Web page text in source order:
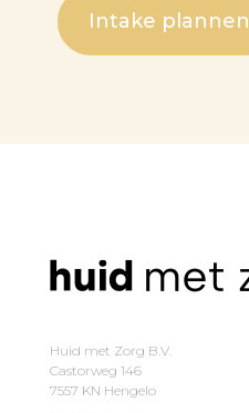
Intake plannen
Huid met Zorg B.V.
Castorweg 146
7557 KN Hengelo